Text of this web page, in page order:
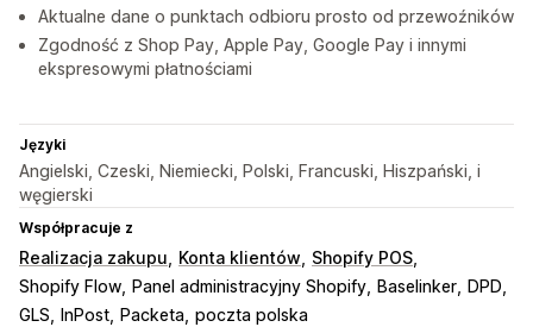
Aktualne dane o punktach odbioru prosto od przewoźników
Zgodność z Shop Pay, Apple Pay, Google Pay i innymi
ekspresowymi płatnościami
Języki
Angielski, Czeski, Niemiecki, Polski, Francuski, Hiszpański, i
węgierski
Współpracuje z
Realizacja zakupu Konta klientów
Shopify POS
Shopify Flow
Panel administracyjny Shopify Baselinker
DPD
GLS
InPost Packeta poczta polska